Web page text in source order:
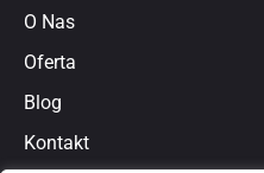
O Nas
Oferta
Blog
Kontakt